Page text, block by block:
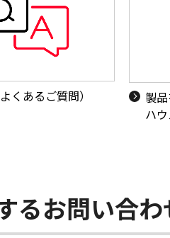
くあるご質問）
製
ハウ
るお問い合